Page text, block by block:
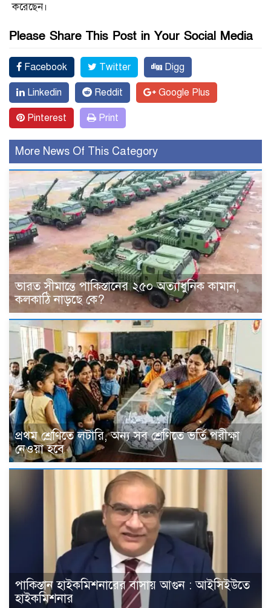
করেছেন।
Please Share This Post in Your Social Media
Facebook Twitter Digg
Linkedin Reddit Google Plus
Pinterest Print
More News Of This Category
ভারত সীমান্তে পাকিস্তানের ২৫০ অত্যাধুনিক কামান,
কলকাঠি নাড়ছে কে?
প্রথম শ্রেণিতে লটারি, অন্য সব শ্রেণিতে ভর্তি পরীক্ষা
নেওয়া হবে
পাকিস্তান হাইকমিশনারের বাসায় আগুন : আইসিইউতে
হাইকমিশনার